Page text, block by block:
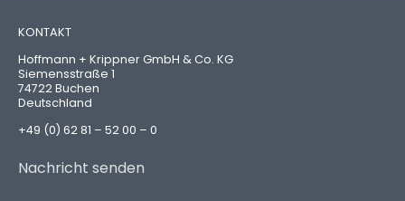
KONTAKT
Hoffmann + Krippner GmbH & Co. KG
Siemensstraße 1
74722 Buchen
Deutschland
+49 (0) 62 81 – 52 00 – 0
Nachricht senden